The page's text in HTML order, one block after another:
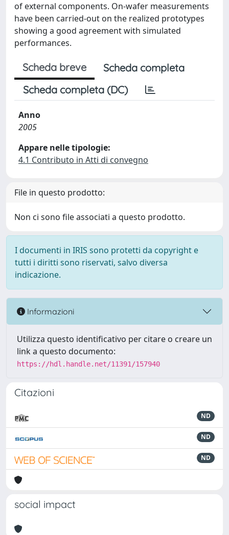
of external components. On-wafer measurements
have been carried-out on the realized prototypes
showing a good agreement with simulated
performances.
Scheda breve
Scheda completa
Scheda completa (DC)
Anno
2005
Appare nelle tipologie:
4.1 Contributo in Atti di convegno
File in questo prodotto:
Non ci sono file associati a questo prodotto.
I documenti in IRIS sono protetti da copyright e
tutti i diritti sono riservati, salvo diversa
indicazione.
Informazioni
Utilizza questo identificativo per citare o creare un
link a questo documento:
https://hdl.handle.net/11391/157940
Citazioni
ND
ND
ND
social impact